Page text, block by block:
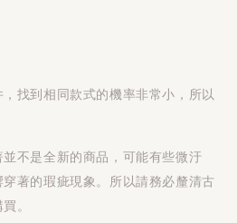
找到相同款式的機率非常小，所以
不是全新的商品，可能有些微汙
著的瑕疵現象。所以請務必釐清古
。